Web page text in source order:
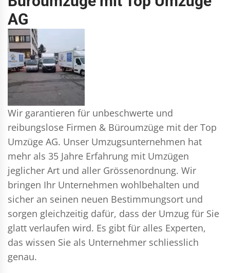
AG
Wir garantieren für unbeschwerte und
reibungslose Firmen & Büroumzüge mit der Top
Umzüge AG. Unser Umzugsunternehmen hat
mehr als 35 Jahre Erfahrung mit Umzügen
jeglicher Art und aller Grössenordnung. Wir
bringen Ihr Unternehmen wohlbehalten und
sicher an seinen neuen Bestimmungsort und
sorgen gleichzeitig dafür, dass der Umzug für Sie
glatt verlaufen wird. Es gibt für alles Experten,
das wissen Sie als Unternehmer schliesslich
genau.